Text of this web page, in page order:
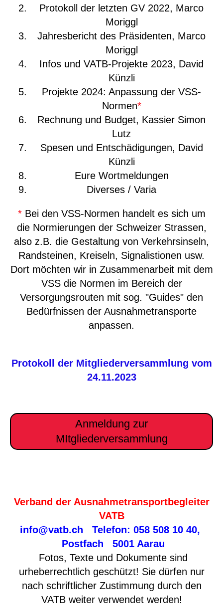
Protokoll der letzten GV 2022, Marco
Moriggl
Jahresbericht des Präsidenten, Marco
Moriggl
Infos und VATB-Projekte 2023, David
Künzli
Projekte 2024: Anpassung der VSS-
Normen*
Rechnung und Budget, Kassier Simon
Lutz
Spesen und Entschädigungen, David
Künzli
Eure Wortmeldungen
Diverses / Varia
*Bei den VSS-Normen handelt es sich um
die Normierungen der Schweizer Strassen,
also z.B. die Gestaltung von Verkehrsinseln,
Randsteinen, Kreiseln, Signalistionen usw.
Dort möchten wir in Zusammenarbeit mit dem
VSS die Normen im Bereich der
Versorgungsrouten mit sog. "Guides" den
Bedürfnissen der Ausnahmetransporte
anpassen.
Protokoll der Mitgliederversammlung vom
24.11.2023
Anmeldung zur
MItgliederversammlung
Verband der Ausnahmetransportbegleiter
VATB
info@vatb.ch Telefon: 058 508 10 40,
Postfach 5001 Aarau
Fotos, Texte und Dokumente sind
urheberrechtlich geschützt! Sie dürfen nur
nach schriftlicher Zustimmung durch den
VATB weiter verwendet werden!